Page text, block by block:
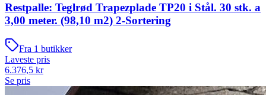
Restpalle: Teglrød Trapezplade TP20 i Stål. 30 stk. a
3,00 meter. (98,10 m2) 2-Sortering
Fra 1 butikker
Laveste pris
6.376,5 kr
Se pris